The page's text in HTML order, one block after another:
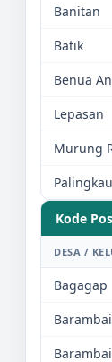
Banitan
Batik
Benua
Lepasan
Murung
Palingkau
Kode
DESA /
Bagagap
Barambai